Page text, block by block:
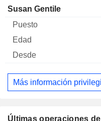
Susan Gentile
Más información
Últimas operaciones